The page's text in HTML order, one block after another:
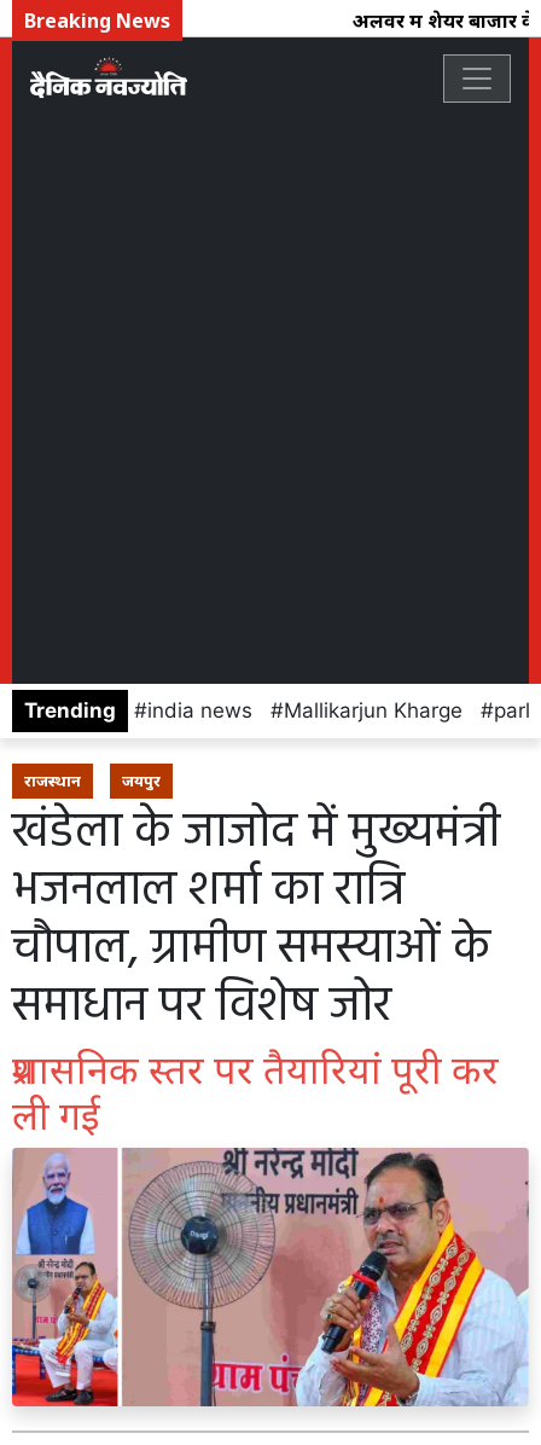
Breaking News अलवर में शेयर बाजार के
Trending india news Mallikarjun Kharge
राजस्थान जयपुर
खंडेला के जाजोद में मुख्यमंत्री
भजनलाल शर्मा का रात्रि
चौपाल, ग्रामीण समस्याओं के
समाधान पर विशेष जोर
प्रशासनिक स्तर पर तैयारियां पूरी कर
ली गई